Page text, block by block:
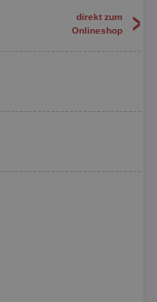
direkt zum
Onlineshop
>